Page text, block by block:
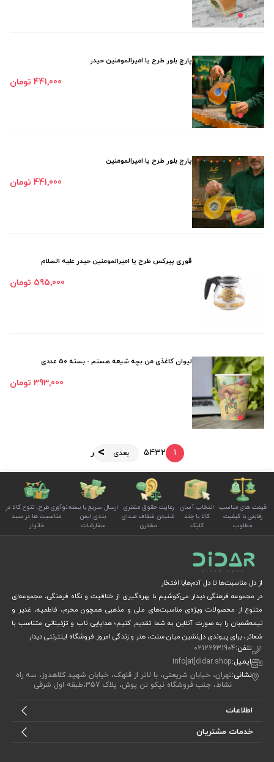
پارچ بلور طرح یا امیرالمومنین حیدر
441٬000 تومان
پارچ بلور طرح یا امیرالمومنین
441٬000 تومان
قوری پیرکس طرح یا امیرالمومنین حیدر علیه السلام
595٬000 تومان
لیوان کاغذی من بچه شیعه هستم - بسته 50 عددی
393٬000 تومان
1
2
3
4
5 بعدی آخر
قیمت های مناسب
رقابتی با کیفیت
مطلوب
انتخاب آسان
کالا با چند
کلیک
رعایت حقوق مشتری
شنیدن شفاف صدای
مشتری
ارسال سریع با بسته
بندی ایمن
سفارشات
نوآوری طرح، تنوع کالا در
مناسبت ها در سبد
خانوار
از دل مناسبت‌ها تا دل آدم‌هابا افتخار
در مجموعه فرهنگی دیدار می‌کوشیم با بهره‌گیری از خلاقیت و نگاه فرهنگی، مجموعه‌ای
متنوع از محصولات ویژه‌ی مناسبت‌های ملی و مذهبی همچون محرم، فاطمیه، غدیر و
نیمه‌شعبان را به صورت آنلاین به شما تقدیم کنیم؛ هدایایی ناب و تزئیناتی متناسب با
شعائر، برای پیوندی دل‌نشین میان سنت، هنر و زندگی امروز.فروشگاه اینترنتی دیدار
تلفن:02122631904
ایمیل:info[at]didar.shop
نشانی:تهران، خیابان شریعتی، با لاتر از قلهک، خیابان شهید کلاهدوز، سه راه
نشاط، جنب فروشگاه نیکو تن پوش، پلاک 357،طبقه اول شرقی
اطلاعات
خدمات مشتریان